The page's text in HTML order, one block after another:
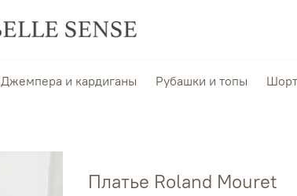
Джемпера и кардиганы Рубашки и топы
Платье Roland Mouret